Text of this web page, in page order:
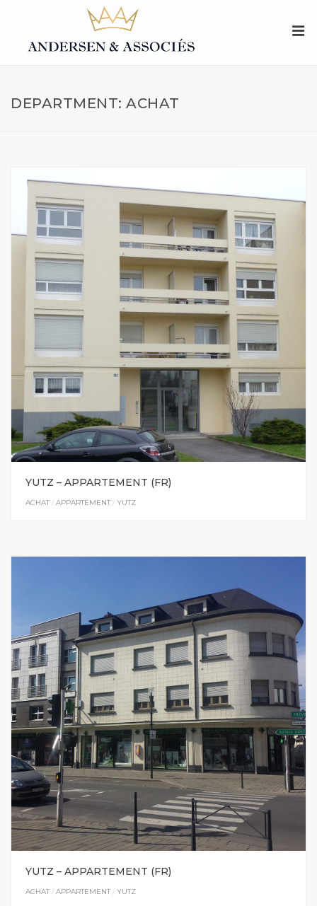
DEPARTMENT: ACHAT
YUTZ – APPARTEMENT (FR)
ACHAT/APPARTEMENT/YUTZ
YUTZ – APPARTEMENT (FR)
ACHAT/APPARTEMENT/YUTZ